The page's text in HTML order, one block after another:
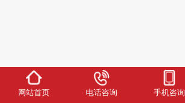
网站首页 电话咨询 手机咨询